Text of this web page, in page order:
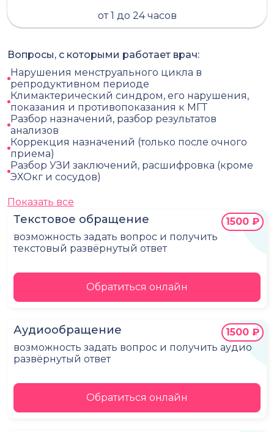
от 1 до 24 часов
Текстовое обращение
возможность задать вопрос и получить
текстовый развёрнутый ответ
1500 ₽
Обратиться онлайн
Аудиообращение
возможность задать вопрос и получить аудио
развёрнутый ответ
1500 ₽
Обратиться онлайн
Вопросы, с которыми работает врач:
Нарушения менструального цикла в
репродуктивном периоде
Климактерический синдром, его нарушения,
показания и противопоказания к МГТ
Разбор назначений, разбор результатов
анализов
Коррекция назначений (только после очного
приема)
Разбор УЗИ заключений, расшифровка (кроме
ЭХОкг и сосудов)
Показать все